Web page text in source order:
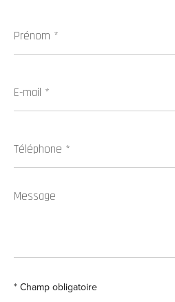
*
mail
*
*
Message
*
* Champ obligatoire